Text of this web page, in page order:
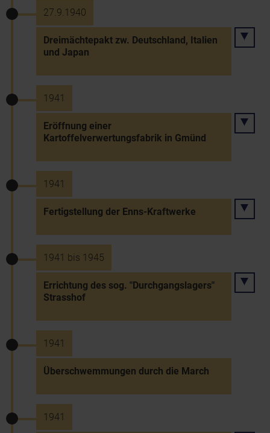
27.9.1940
Dreimächtepakt zw. Deutschland, Italien
und Japan
1941
Eröffnung einer
Kartoffelverwertungsfabrik in Gmünd
1941
Fertigstellung der Enns-Kraftwerke
1941 bis 1945
Errichtung des sog. "Durchgangslagers"
Strasshof
1941
Überschwemmungen durch die March
1941